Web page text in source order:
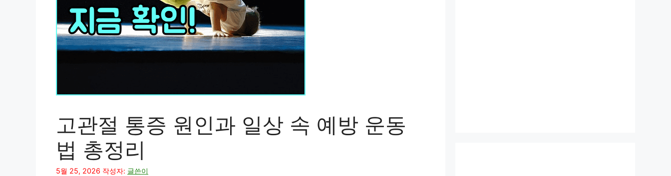
고관절 통증 원인과 일상 속 예방 운동
법 총정리
5월 25, 2026 작성자: 글쓴이